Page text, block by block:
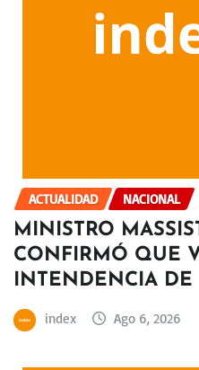
ACTUALIDAD NACIONAL
MINISTRO
CONFIRMÓ QUE
INTENDENCIA DE
index Ago 6, 2026